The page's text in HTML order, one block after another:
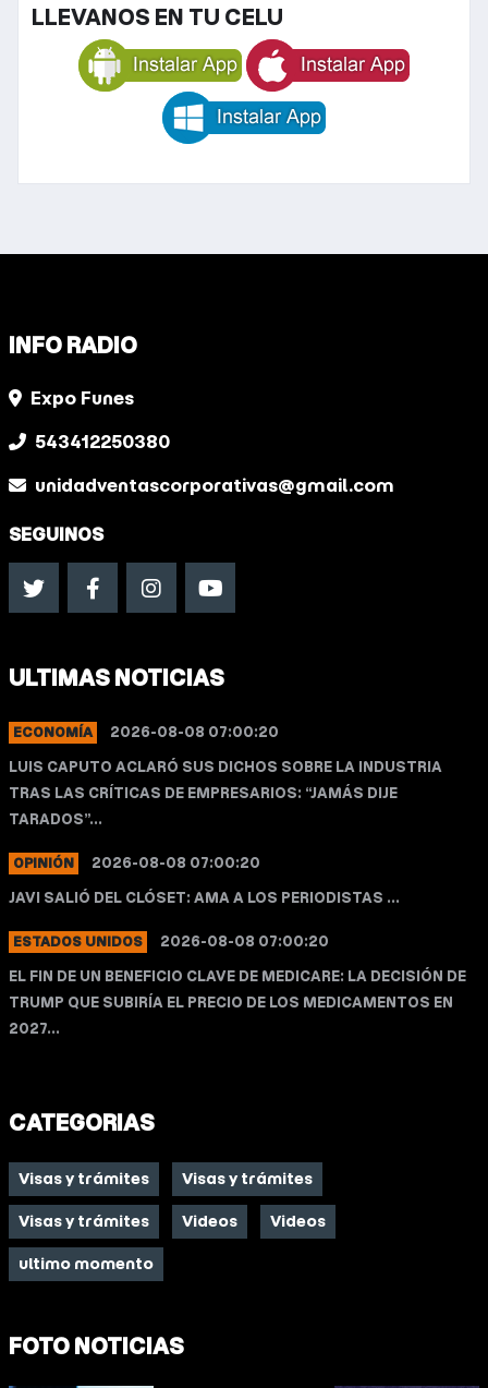
LLEVANOS EN TU CELU
INFO RADIO
Expo Funes
543412250380
unidadventascorporativas@gmail.com
SEGUINOS
ULTIMAS NOTICIAS
ECONOMÍA
2026-08-08 07:00:20
LUIS CAPUTO ACLARÓ SUS DICHOS SOBRE LA INDUSTRIA
TRAS LAS CRÍTICAS DE EMPRESARIOS: “JAMÁS DIJE
TARADOS”...
OPINIÓN
2026-08-08 07:00:20
JAVI SALIÓ DEL CLÓSET: AMA A LOS PERIODISTAS ...
ESTADOS UNIDOS
2026-08-08 07:00:20
EL FIN DE UN BENEFICIO CLAVE DE MEDICARE: LA DECISIÓN DE
TRUMP QUE SUBIRÍA EL PRECIO DE LOS MEDICAMENTOS EN
2027...
CATEGORIAS
Visas y trámites Visas y trámites
Visas y trámites Videos Videos
ultimo momento
FOTO NOTICIAS